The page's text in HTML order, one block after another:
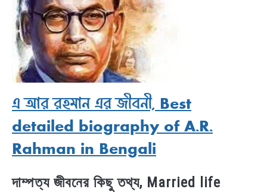
এ আর রহমান এর জীবনী, Best
detailed biography of A.R.
Rahman in Bengali
দাম্পত্য জীবনের কিছু তথ্য, Married life